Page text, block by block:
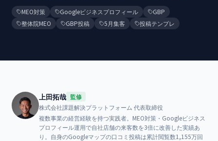
MEO対策 Googleビジネスプロフィール
GBP
整体院MEO
GBP投稿 5月集客 投稿テンプレ
上田拓哉 監修
株式会社課題解決プラットフォーム 代表取締役
複数事業の経営経験を持つ実践者。MEO対策・Googleビジネス
プロフィール運用で自社店舗の来客数を3倍に改善した実績あ
り。自身のGoogleマップの口コミ投稿は累計閲覧数1,155万回